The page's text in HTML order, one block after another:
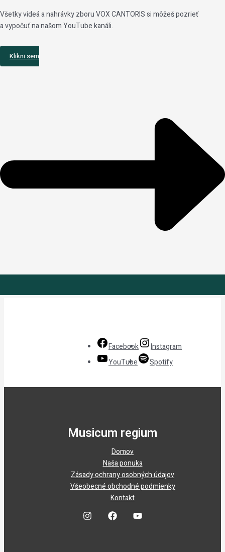
Všetky videá a nahrávky zboru VOX CANTORIS si môžeš pozrieť
a vypočuť na našom YouTube kanáli.
Klikni sem
Facebook
Instagram
YouTube
Spotify
Musicum regium
Domov
Naša ponuka
Zásady ochrany osobných údajov
Všeobecné obchodné podmienky
Kontakt